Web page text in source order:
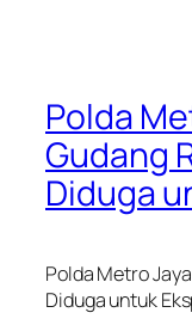
Polda
Gudang
Diduga
Polda Metro
Diduga untuk